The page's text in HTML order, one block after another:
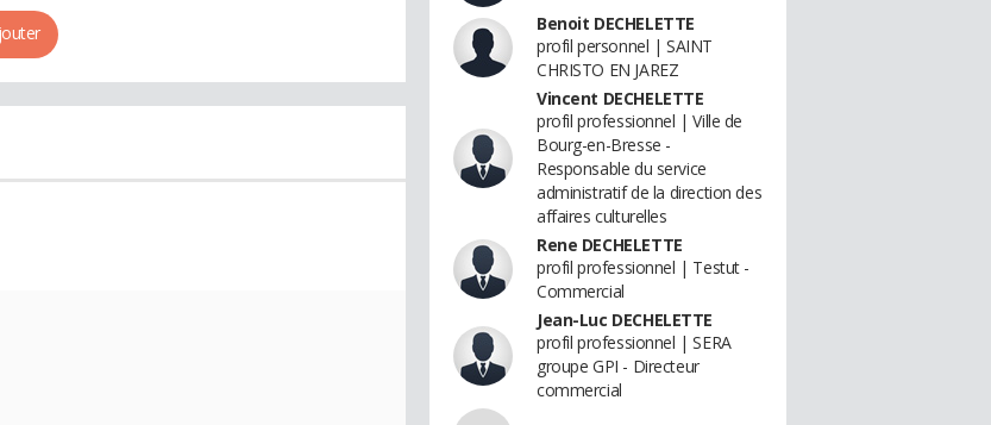
Benoit DECHELETTE
profil personnel | SAINT
CHRISTO EN JAREZ
Vincent DECHELETTE
profil professionnel | Ville de
Bourg-en-Bresse -
Responsable du service
administratif de la direction des
affaires culturelles
Rene DECHELETTE
profil professionnel | Testut -
Commercial
Jean-Luc DECHELETTE
profil professionnel | SERA
groupe GPI - Directeur
commercial